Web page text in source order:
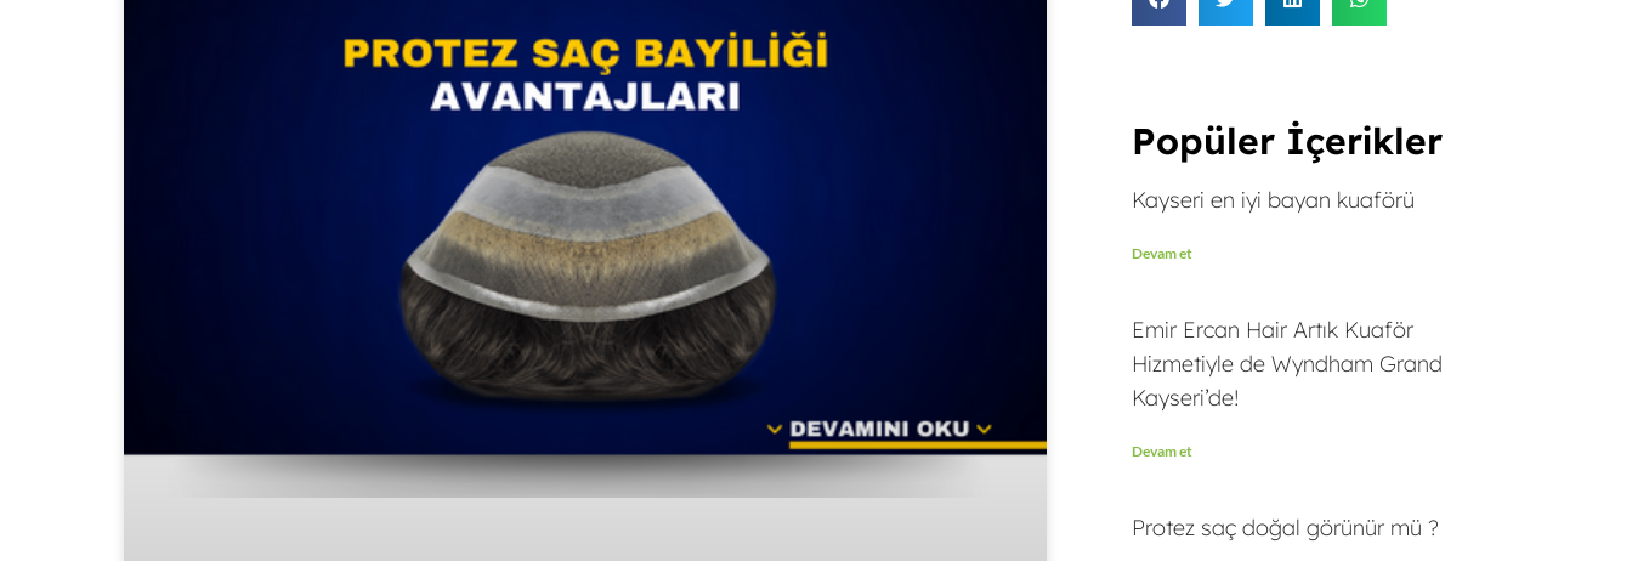
Popüler İçerikler
Kayseri en iyi bayan kuaförü
Devam et
Emir Ercan Hair Artık Kuaför
Hizmetiyle de Wyndham Grand
Kayseri’de!
Devam et
Protez saç doğal görünür mü ?